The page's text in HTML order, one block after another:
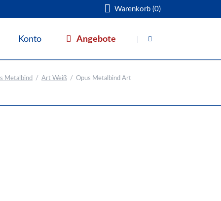
Warenkorb (0)
überspringen
Konto Angebote
Metalbind Art Weiß Opus Metalbind Art